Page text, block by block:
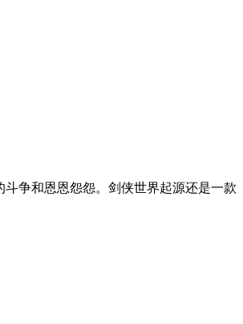
争和恩恩怨怨。剑侠世界起源还是一款